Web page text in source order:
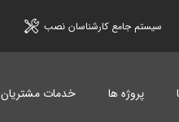
سیستم جامع کارشناسان نصب
پروژه ها خدمات مشتریان